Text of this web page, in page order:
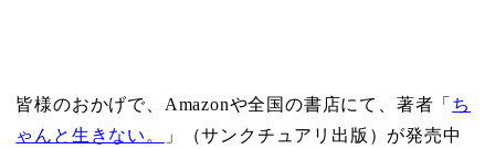
皆様のおかげで、Amazonや全国の書店にて、著者「 ち
ゃんと生きない。
」（サンクチュアリ出版）が発売中